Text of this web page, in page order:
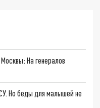
На генералов
Но беды для малышей не